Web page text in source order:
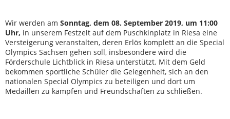
Wir werden am Sonntag, dem 08. September 2019, um 11:00
Uhr, in unserem Festzelt auf dem Puschkinplatz in Riesa eine
Versteigerung veranstalten, deren Erlös komplett an die Special
Olympics Sachsen gehen soll, insbesondere wird die
Förderschule Lichtblick in Riesa unterstützt. Mit dem Geld
bekommen sportliche Schüler die Gelegenheit, sich an den
nationalen Special Olympics zu beteiligen und dort um
Medaillen zu kämpfen und Freundschaften zu schließen.